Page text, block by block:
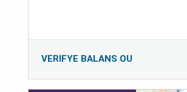
VERIFYE BALANS OU